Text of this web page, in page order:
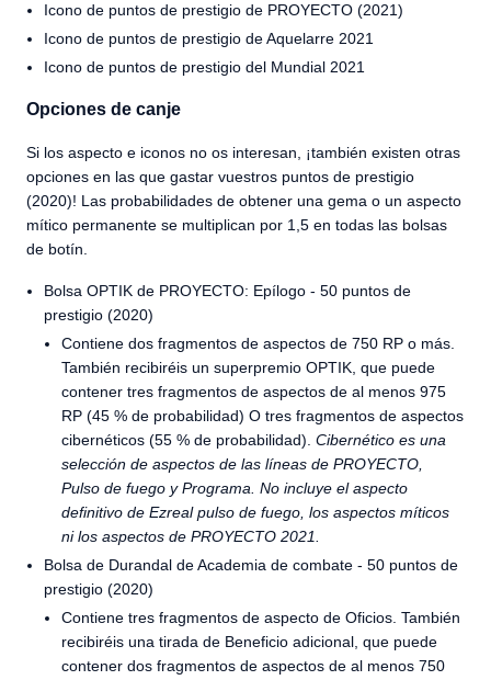
Icono de puntos de prestigio de PROYECTO (2021)
Icono de puntos de prestigio de Aquelarre 2021
Icono de puntos de prestigio del Mundial 2021
Opciones de canje
Si los aspecto e iconos no os interesan, ¡también existen otras
opciones en las que gastar vuestros puntos de prestigio
(2020)! Las probabilidades de obtener una gema o un aspecto
mítico permanente se multiplican por 1,5 en todas las bolsas
de botín.
Bolsa OPTIK de PROYECTO: Epílogo - 50 puntos de
prestigio (2020)
Contiene dos fragmentos de aspectos de 750 RP o más.
También recibiréis un superpremio OPTIK, que puede
contener tres fragmentos de aspectos de al menos 975
RP (45 % de probabilidad) O tres fragmentos de aspectos
cibernéticos (55 % de probabilidad). Cibernético es una
selección de aspectos de las líneas de PROYECTO,
Pulso de fuego y Programa. No incluye el aspecto
definitivo de Ezreal pulso de fuego, los aspectos míticos
ni los aspectos de PROYECTO 2021.
Bolsa de Durandal de Academia de combate - 50 puntos de
prestigio (2020)
Contiene tres fragmentos de aspecto de Oficios. También
recibiréis una tirada de Beneficio adicional, que puede
contener dos fragmentos de aspectos de al menos 750